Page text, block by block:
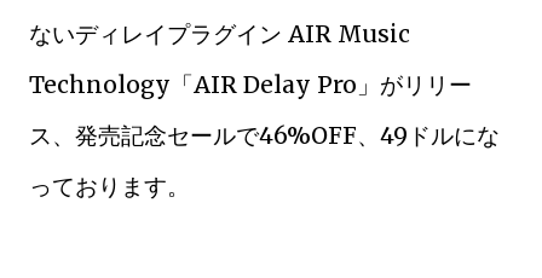
ないディレイプラグイン AIR Music
Technology「AIR Delay Pro」がリリー
ス、発売記念セールで46%OFF、49ドルにな
っております。